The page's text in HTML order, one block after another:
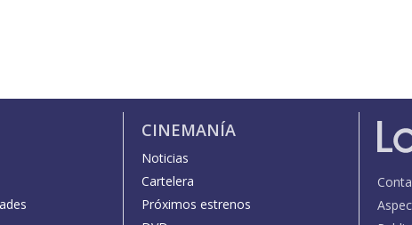
CINEMANÍA
Noticias
Cartelera
Próximos estrenos